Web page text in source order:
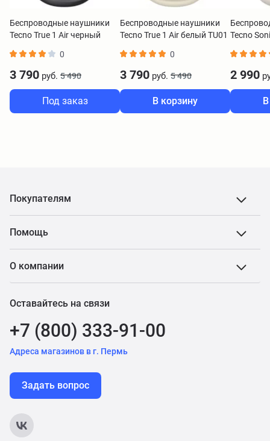
Беспроводные наушники
Tecno True 1 Air черный
0
3 790 руб. 5 490
Под заказ
Беспроводные наушники
Tecno True 1 Air белый TU01
0
3 790 руб. 5 490
В корзину
Tecno
2 990
Покупателям
Помощь
О компании
Оставайтесь на связи
+7 (800) 333-91-00
Адреса магазинов в г. Пермь
Задать вопрос